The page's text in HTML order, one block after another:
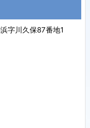
字川久保87番地1